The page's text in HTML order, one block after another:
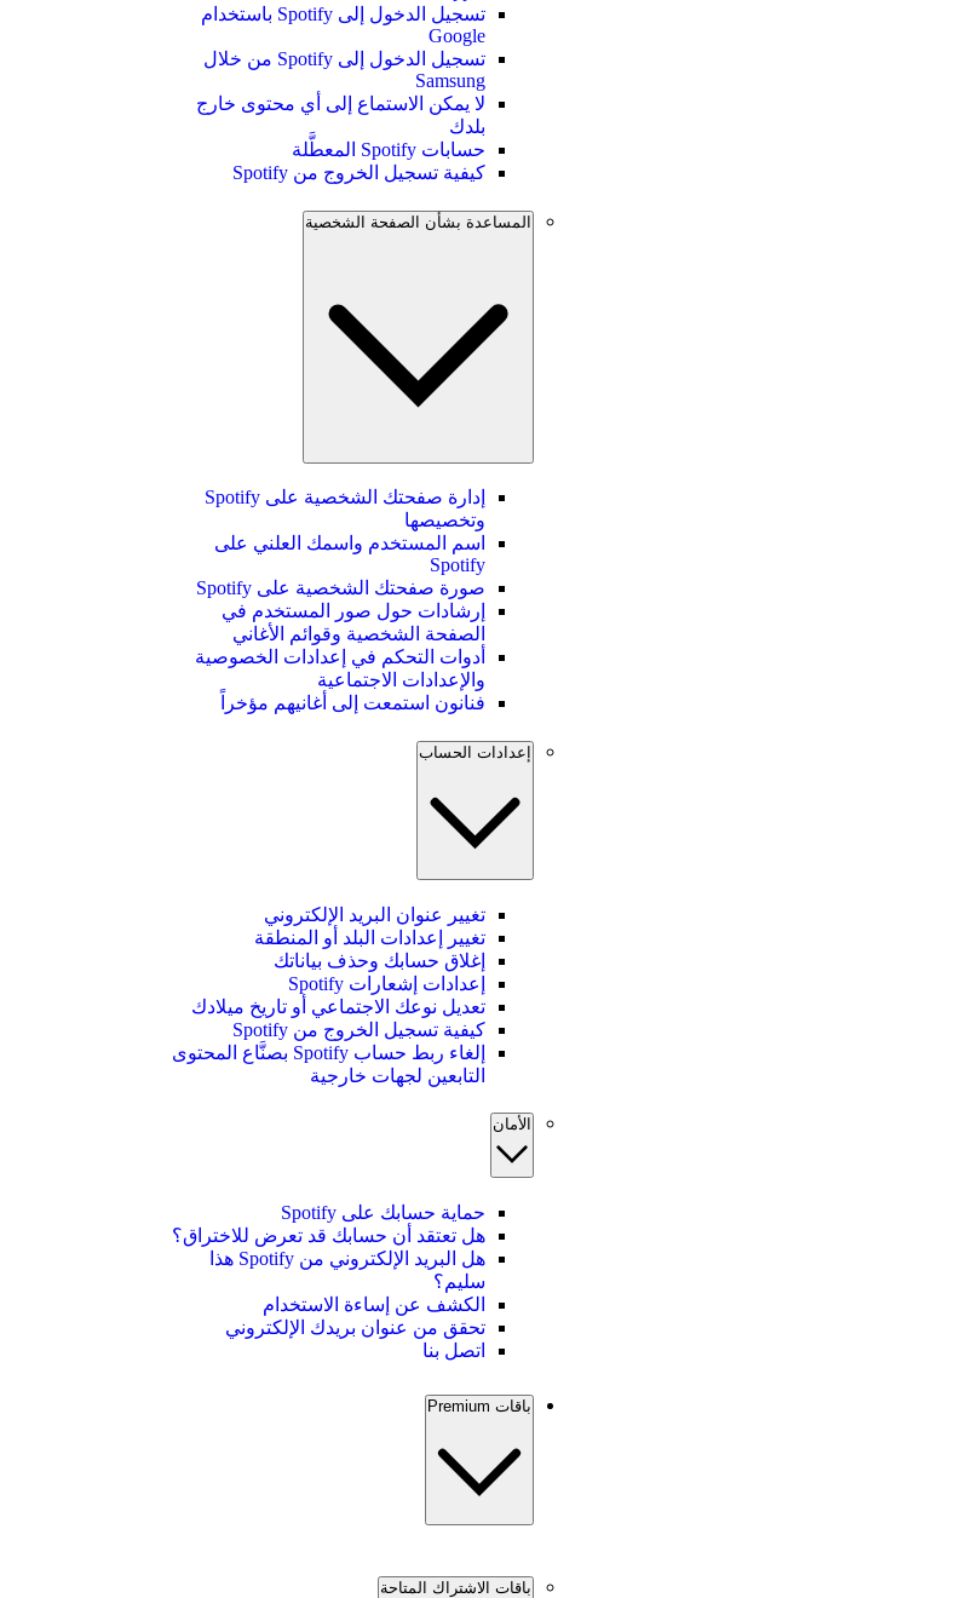
تسجيل الدخول إلى Spotify باستخدام
Google
تسجيل الدخول إلى Spotify من خلال
Samsung
لا يمكن الاستماع إلى أي محتوى خارج
بلدك
حسابات Spotify المعطَّلة
كيفية تسجيل الخروج من Spotify
المساعدة بشأن الصفحة الشخصية
إدارة صفحتك الشخصية على Spotify
وتخصيصها
اسم المستخدم واسمك العلني على
Spotify
صورة صفحتك الشخصية على Spotify
إرشادات حول صور المستخدم في
الصفحة الشخصية وقوائم الأغاني
أدوات التحكم في إعدادات الخصوصية
والإعدادات الاجتماعية
فنانون استمعت إلى أغانيهم مؤخراً
إعدادات الحساب
تغيير عنوان البريد الإلكتروني
تغيير إعدادات البلد أو المنطقة
إغلاق حسابك وحذف بياناتك
إعدادات إشعارات Spotify
تعديل نوعك الاجتماعي أو تاريخ ميلادك
كيفية تسجيل الخروج من Spotify
إلغاء ربط حساب Spotify بصنَّاع المحتوى
التابعين لجهات خارجية
الأمان
حماية حسابك على Spotify
هل تعتقد أن حسابك قد تعرض للاختراق؟
هل البريد الإلكتروني من Spotify هذا
سليم؟
الكشف عن إساءة الاستخدام
تحقق من عنوان بريدك الإلكتروني
اتصل بنا
باقات Premium
باقات الاشتراك المتاحة